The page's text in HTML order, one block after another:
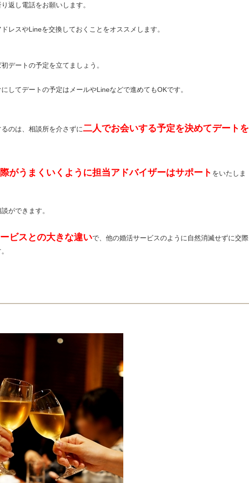
返し電話をお願いします。
レスやLineを交換しておくことをオススメします。
デートの予定を立てましょう。
してデートの予定はメールやLineなどで進めてもOKです。
のは、相談所を介さずに二人でお会いする予定を決めてデートを
がうまくいくように担当アドバイザーはサポート をいたしま
ができます。
ビスとの大きな違いで、他の婚活サービスのように自然消滅せずに交際